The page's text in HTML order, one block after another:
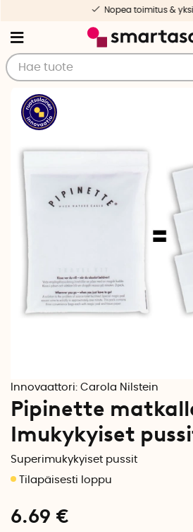
Nopea toimitus &
Innovaattori: Carola Nilstein
Pipinette
Imukykyiset
Superimukykyiset pussit
6.69 €